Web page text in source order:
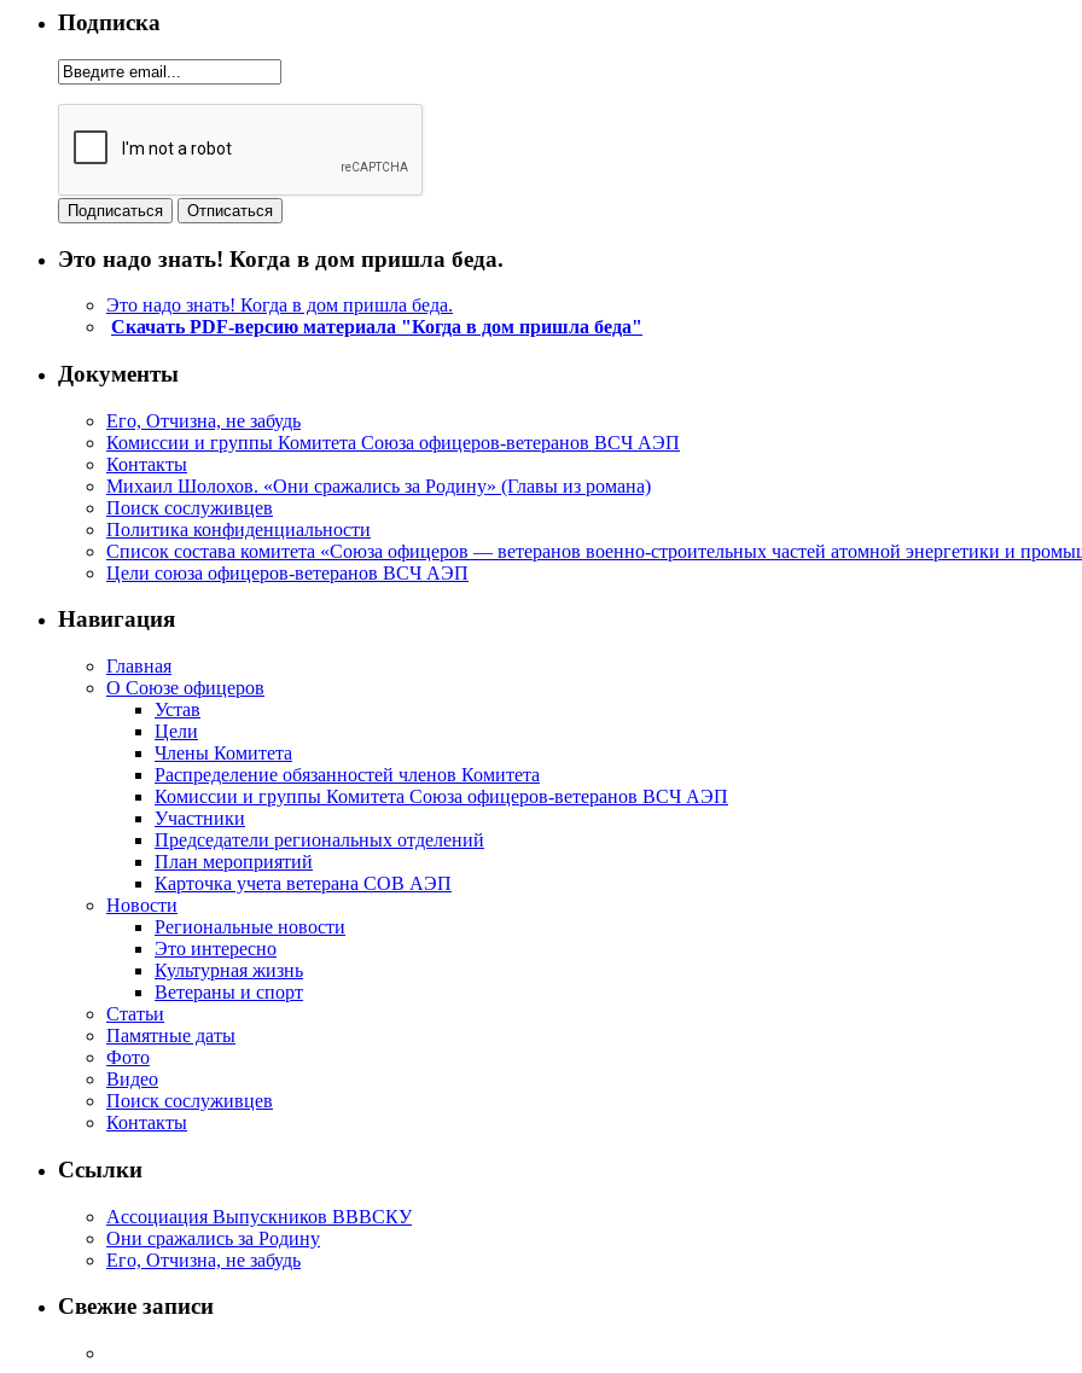
Подписка
Это надо знать! Когда в дом пришла беда.
Это надо знать! Когда в дом пришла беда.
Скачать PDF-версию материала "Когда в дом пришла беда"
Документы
Его, Отчизна, не забудь
Комиссии и группы Комитета Союза офицеров-ветеранов ВСЧ АЭП
Контакты
Михаил Шолохов. «Они сражались за Родину» (Главы из романа)
Поиск сослуживцев
Политика конфиденциальности
Список состава комитета «Союза офицеров — ветеранов военно-строительных частей атомной энергетики и
Цели союза офицеров-ветеранов ВСЧ АЭП
Навигация
Главная
О Союзе офицеров
Устав
Цели
Члены Комитета
Распределение обязанностей членов Комитета
Комиссии и группы Комитета Союза офицеров-ветеранов ВСЧ АЭП
Участники
Председатели региональных отделений
План мероприятий
Карточка учета ветерана CОВ АЭП
Новости
Региональные новости
Это интересно
Культурная жизнь
Ветераны и спорт
Статьи
Памятные даты
Фото
Видео
Поиск сослуживцев
Контакты
Ссылки
Ассоциация Выпускников ВВВСКУ
Они сражались за Родину
Его, Отчизна, не забудь
Свежие записи